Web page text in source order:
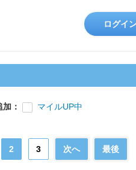
ログイ
： マイルUP中
2 3 次へ 最後